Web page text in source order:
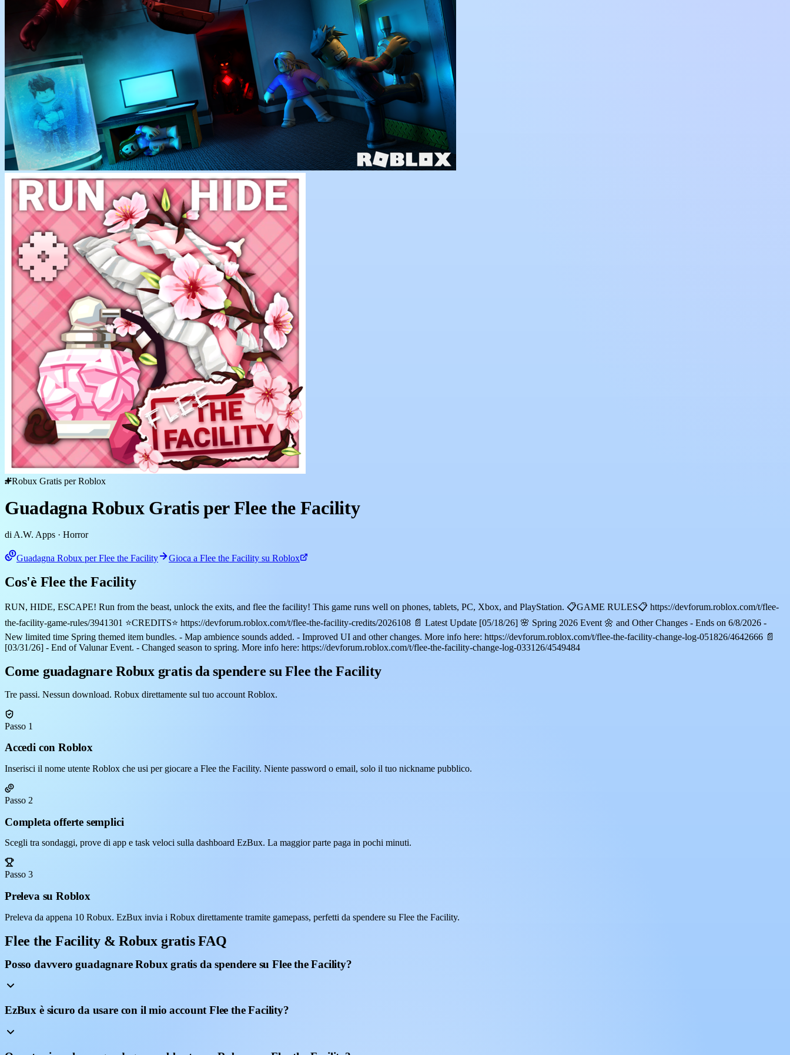
Robux Gratis per Roblox
Guadagna Robux Gratis per Flee the Facility
di A.W. Apps · Horror
Guadagna Robux per Flee the Facility Gioca a Flee the Facility su Roblox
Cos'è Flee the Facility
RUN, HIDE, ESCAPE! Run from the beast, unlock the exits, and flee the facility! This game runs well on phones, tablets, PC, Xbox, and PlayStation. 📋GAME RULES📋 https://devforum.roblox.com/t/flee-
the-facility-game-rules/3941301 ⭐CREDITS⭐ https://devforum.roblox.com/t/flee-the-facility-credits/2026108 📄 Latest Update [05/18/26] 🌸 Spring 2026 Event 🌼 and Other Changes - Ends on 6/8/2026 -
New limited time Spring themed item bundles. - Map ambience sounds added. - Improved UI and other changes. More info here: https://devforum.roblox.com/t/flee-the-facility-change-log-051826/4642666 📄
[03/31/26] - End of Valunar Event. - Changed season to spring. More info here: https://devforum.roblox.com/t/flee-the-facility-change-log-033126/4549484
Come guadagnare Robux gratis da spendere su Flee the Facility
Tre passi. Nessun download. Robux direttamente sul tuo account Roblox.
Passo 1
Accedi con Roblox
Inserisci il nome utente Roblox che usi per giocare a Flee the Facility. Niente password o email, solo il tuo nickname pubblico.
Passo 2
Completa offerte semplici
Scegli tra sondaggi, prove di app e task veloci sulla dashboard EzBux. La maggior parte paga in pochi minuti.
Passo 3
Preleva su Roblox
Preleva da appena 10 Robux. EzBux invia i Robux direttamente tramite gamepass, perfetti da spendere su Flee the Facility.
Flee the Facility & Robux gratis FAQ
Posso davvero guadagnare Robux gratis da spendere su Flee the Facility?
EzBux è sicuro da usare con il mio account Flee the Facility?